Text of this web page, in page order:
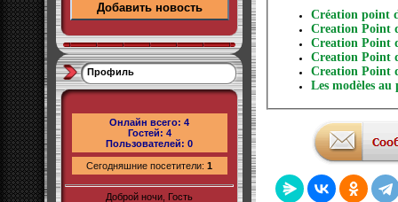
Добавить новость
Профиль
Онлайн всего: 4
Гостей: 4
Пользователей: 0
Сегодняшние посетители: 1
Доброй ночи, Гость
Création point
Creation Point
Creation Point
Creation Point
Creation Point
Les modèles